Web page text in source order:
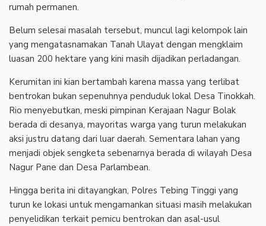
rumah permanen.
Belum selesai masalah tersebut, muncul lagi kelompok lain
yang mengatasnamakan Tanah Ulayat dengan mengklaim
luasan 200 hektare yang kini masih dijadikan perladangan.
Kerumitan ini kian bertambah karena massa yang terlibat
bentrokan bukan sepenuhnya penduduk lokal Desa Tinokkah.
Rio menyebutkan, meski pimpinan Kerajaan Nagur Bolak
berada di desanya, mayoritas warga yang turun melakukan
aksi justru datang dari luar daerah. Sementara lahan yang
menjadi objek sengketa sebenarnya berada di wilayah Desa
Nagur Pane dan Desa Parlambean.
Hingga berita ini ditayangkan, Polres Tebing Tinggi yang
turun ke lokasi untuk mengamankan situasi masih melakukan
penyelidikan terkait pemicu bentrokan dan asal-usul